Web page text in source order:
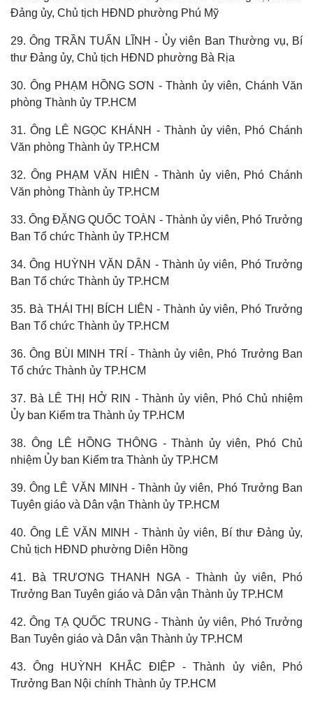
Kinh tế
Khởi nghiệp
Thị trường
Tiêu dùng
Giá cà phê
Đảng ủy, Chủ tịch HĐND phường Phú Mỹ
29. Ông TRẦN TUẤN LĨNH - Ủy viên Ban Thường vụ, Bí
thư Đảng ủy, Chủ tịch HĐND phường Bà Rịa
30. Ông PHẠM HỒNG SƠN - Thành ủy viên, Chánh Văn
phòng Thành ủy TP.HCM
31. Ông LÊ NGỌC KHÁNH - Thành ủy viên, Phó Chánh
Văn phòng Thành ủy TP.HCM
32. Ông PHẠM VĂN HIÊN - Thành ủy viên, Phó Chánh
Văn phòng Thành ủy TP.HCM
33. Ông ĐẶNG QUỐC TOÀN - Thành ủy viên, Phó Trưởng
Ban Tổ chức Thành ủy TP.HCM
34. Ông HUỲNH VĂN DÂN - Thành ủy viên, Phó Trưởng
Ban Tổ chức Thành ủy TP.HCM
35. Bà THÁI THỊ BÍCH LIÊN - Thành ủy viên, Phó Trưởng
Ban Tổ chức Thành ủy TP.HCM
36. Ông BÙI MINH TRÍ - Thành ủy viên, Phó Trưởng Ban
Tổ chức Thành ủy TP.HCM
37. Bà LÊ THỊ HỞ RIN - Thành ủy viên, Phó Chủ nhiệm
Ủy ban Kiểm tra Thành ủy TP.HCM
38. Ông LÊ HỒNG THÔNG - Thành ủy viên, Phó Chủ
nhiệm Ủy ban Kiểm tra Thành ủy TP.HCM
39. Ông LÊ VĂN MINH - Thành ủy viên, Phó Trưởng Ban
Tuyên giáo và Dân vận Thành ủy TP.HCM
40. Ông LÊ VĂN MINH - Thành ủy viên, Bí thư Đảng ủy,
Chủ tịch HĐND phường Diên Hồng
41. Bà TRƯƠNG THANH NGA - Thành ủy viên, Phó
Trưởng Ban Tuyên giáo và Dân vận Thành ủy TP.HCM
42. Ông TẠ QUỐC TRUNG - Thành ủy viên, Phó Trưởng
Ban Tuyên giáo và Dân vận Thành ủy TP.HCM
43. Ông HUỲNH KHẮC ĐIỆP - Thành ủy viên, Phó
Trưởng Ban Nội chính Thành ủy TP.HCM